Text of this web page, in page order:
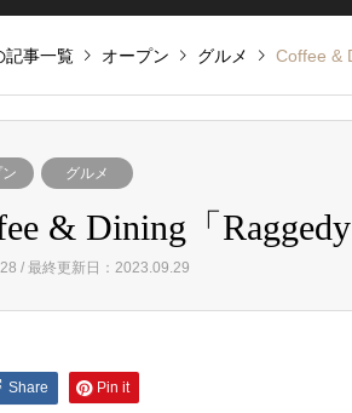
記事一覧 オープン グルメ Coffee &
グルメ
& Dining「
/ 最終更新日：2023.09.29
Share Pin it